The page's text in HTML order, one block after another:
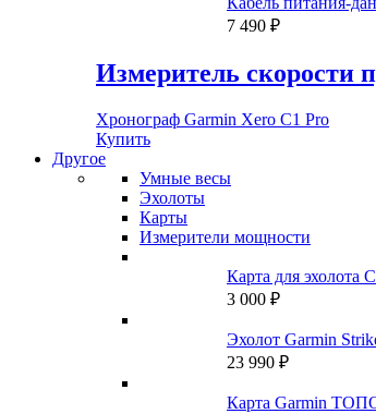
7 490 ₽
Измеритель скорости
Хронограф Garmin Xero C1 Pro
Купить
Другое
Умные весы
Эхолоты
Карты
Измерители мощности
Карта для эхолота
3 000 ₽
Эхолот Garmin
23 990 ₽
Карта Garmin